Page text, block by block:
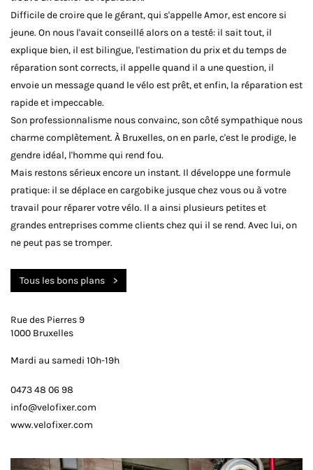
Difficile de croire que le gérant, qui s'appelle Amor, est encore si
jeune. On nous l'avait conseillé alors on a testé: il sait tout, il
explique bien, il est bilingue, l'estimation du prix et du temps de
réparation sont corrects, il appelle quand il a une question, il
envoie un message quand le vélo est prêt, et enfin, la réparation est
rapide et impeccable.
Son professionnalisme nous convainc, son côté sympathique nous
charme complètement. À Bruxelles, on en parle, c'est le prodige, le
gendre idéal, l'homme qui rend fou.
Mais restons sérieux encore un instant. Il développe une formule
pratique: il se déplace en cargobike jusque chez vous ou à votre
travail pour réparer votre vélo. Il a ainsi plusieurs petites et
grandes entreprises comme clients chez qui il se rend. Avec lui, on
ne peut pas se tromper.
Tous les bons plans
Rue des Pierres 9
1000 Bruxelles
Mardi au samedi 10h-19h
0473 48 06 98
info@velofixer.com
www.velofixer.com